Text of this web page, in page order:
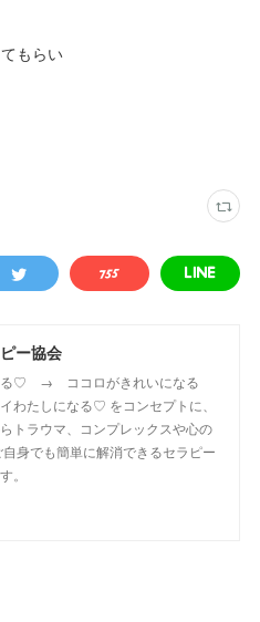
もらい
ー協会
る♡ → ココロがきれいになる
たしになる♡ をコンセプトに、
トラウマ、コンプレックスや心の
身でも簡単に解消できるセラピー
。